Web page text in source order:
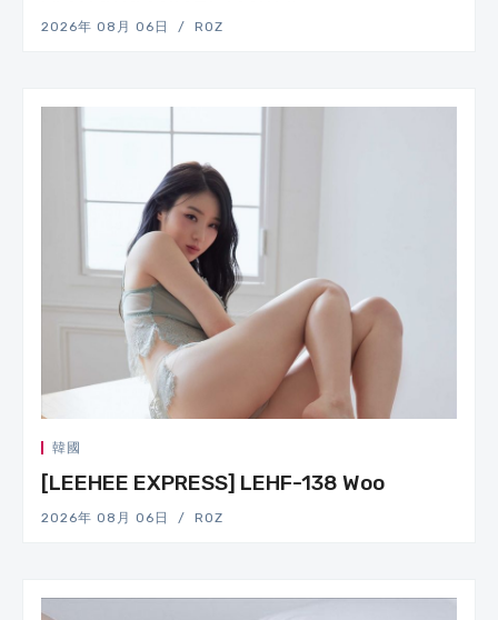
2026年 08月 06日 ROZ
韓國
[LEEHEE EXPRESS] LEHF-138 Woo
2026年 08月 06日 ROZ